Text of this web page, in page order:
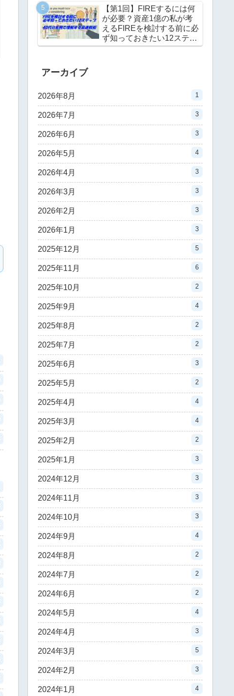
【第1回】FIREするには何
が必要？資産1億の私が考
えるFIREを検討する前に必
ず知っておきたい12ステッ
プ｜40代の実例で理解する
アーカイブ
2026年8月 1
2026年7月 3
2026年6月 3
2026年5月 4
2026年4月 3
2026年3月 3
2026年2月 3
2026年1月 3
2025年12月 5
2025年11月 6
2025年10月 2
2025年9月 4
2025年8月 2
2025年7月 2
2025年6月 3
2025年5月 2
2025年4月 4
2025年3月 4
2025年2月 2
2025年1月 3
2024年12月 3
2024年11月 3
2024年10月 3
2024年9月 4
2024年8月 2
2024年7月 2
2024年6月 2
2024年5月 4
2024年4月 3
2024年3月 5
2024年2月 3
2024年1月 4